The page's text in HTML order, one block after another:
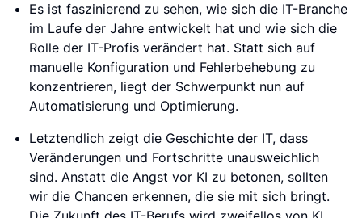
Es ist faszinierend zu sehen, wie sich die IT-Branche
im Laufe der Jahre entwickelt hat und wie sich die
Rolle der IT-Profis verändert hat. Statt sich auf
manuelle Konfiguration und Fehlerbehebung zu
konzentrieren, liegt der Schwerpunkt nun auf
Automatisierung und Optimierung.
Letztendlich zeigt die Geschichte der IT, dass
Veränderungen und Fortschritte unausweichlich
sind. Anstatt die Angst vor KI zu betonen, sollten
wir die Chancen erkennen, die sie mit sich bringt.